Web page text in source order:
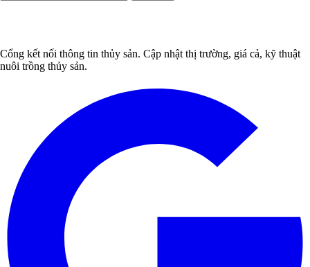
Cổng kết nối thông tin thủy sản. Cập nhật thị trường, giá cả, kỹ thuật
nuôi trồng thủy sản.